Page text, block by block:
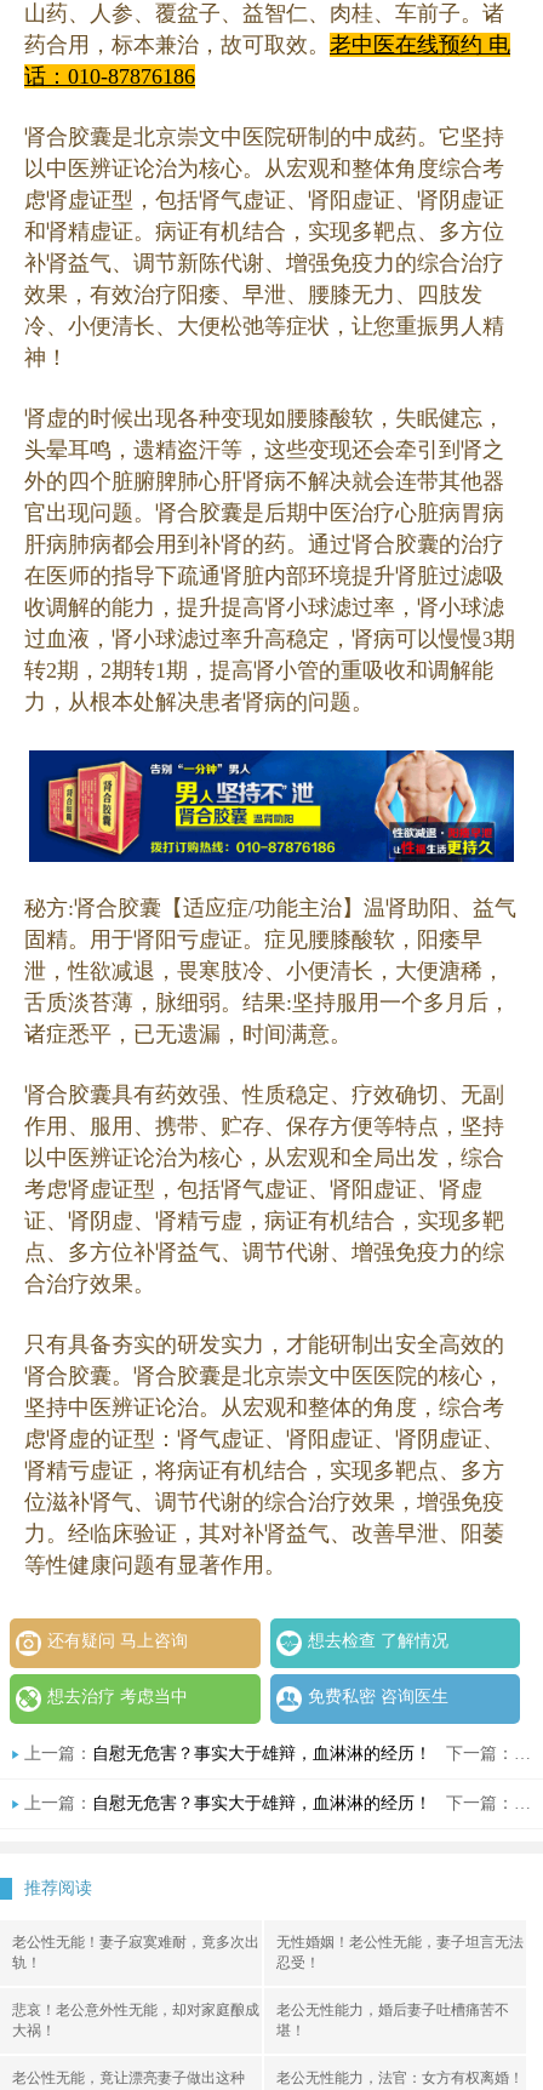
山药、人参、覆盆子、益智仁、肉桂、车前子。诸
药合用，标本兼治，故可取效。 老中医在线预约 电
话：010-87876186
肾合胶囊是北京崇文中医院研制的中成药。它坚持
以中医辨证论治为核心。从宏观和整体角度综合考
虑肾虚证型，包括肾气虚证、肾阳虚证、肾阴虚证
和肾精虚证。病证有机结合，实现多靶点、多方位
补肾益气、调节新陈代谢、增强免疫力的综合治疗
效果，有效治疗阳痿、早泄、腰膝无力、四肢发
冷、小便清长、大便松弛等症状，让您重振男人精
神！
肾虚的时候出现各种变现如腰膝酸软，失眠健忘，
头晕耳鸣，遗精盗汗等，这些变现还会牵引到肾之
外的四个脏腑脾肺心肝肾病不解决就会连带其他器
官出现问题。肾合胶囊是后期中医治疗心脏病胃病
肝病肺病都会用到补肾的药。通过肾合胶囊的治疗
在医师的指导下疏通肾脏内部环境提升肾脏过滤吸
收调解的能力，提升提高肾小球滤过率，肾小球滤
过血液，肾小球滤过率升高稳定，肾病可以慢慢3期
转2期，2期转1期，提高肾小管的重吸收和调解能
力，从根本处解决患者肾病的问题。
秘方:肾合胶囊【适应症/功能主治】温肾助阳、益气
固精。用于肾阳亏虚证。症见腰膝酸软，阳痿早
泄，性欲减退，畏寒肢冷、小便清长，大便溏稀，
舌质淡苔薄，脉细弱。结果:坚持服用一个多月后，
诸症悉平，已无遗漏，时间满意。
肾合胶囊具有药效强、性质稳定、疗效确切、无副
作用、服用、携带、贮存、保存方便等特点，坚持
以中医辨证论治为核心，从宏观和全局出发，综合
考虑肾虚证型，包括肾气虚证、肾阳虚证、肾虚
证、肾阴虚、肾精亏虚，病证有机结合，实现多靶
点、多方位补肾益气、调节代谢、增强免疫力的综
合治疗效果。
只有具备夯实的研发实力，才能研制出安全高效的
肾合胶囊。肾合胶囊是北京崇文中医医院的核心，
坚持中医辨证论治。从宏观和整体的角度，综合考
虑肾虚的证型：肾气虚证、肾阳虚证、肾阴虚证、
肾精亏虚证，将病证有机结合，实现多靶点、多方
位滋补肾气、调节代谢的综合治疗效果，增强免疫
力。经临床验证，其对补肾益气、改善早泄、阳萎
等性健康问题有显著作用。
还有疑问 马上咨询 想去检查 了解情况
想去治疗 考虑当中 免费私密 咨询医生
上一篇： 自慰无危害？事实大于雄辩，血淋淋的经历！ 下一篇： 悔
上一篇： 自慰无危害？事实大于雄辩，血淋淋的经历！ 下一篇： 悔
推荐阅读
老公性无能！妻子寂寞难耐，竟多次出
轨！
无性婚姻！老公性无能，妻子坦言无法
忍受！
悲哀！老公意外性无能，却对家庭酿成
大祸！
老公无性能力，婚后妻子吐槽痛苦不
堪！
老公性无能，竟让漂亮妻子做出这种 老公无性能力，法官：女方有权离婚！